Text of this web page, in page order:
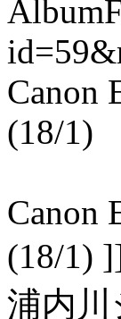
Canon
(18/1)
Canon
(18/1)
浦内川